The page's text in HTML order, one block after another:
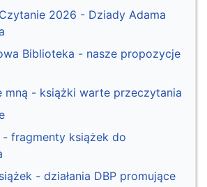
2026 - Dziady Adama
Biblioteka - nasze propozycje
mną - książki warte przeczytania
fragmenty książek do
- działania DBP promujące